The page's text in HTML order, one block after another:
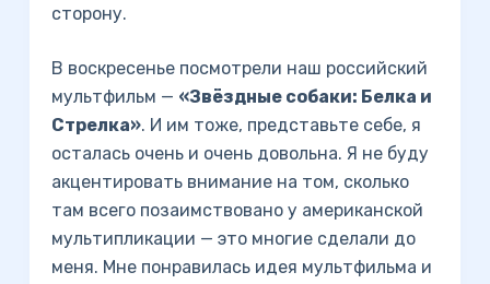
сторону.
В воскресенье посмотрели наш российский
мультфильм — «Звёздные собаки: Белка и
Стрелка». И им тоже, представьте себе, я
осталась очень и очень довольна. Я не буду
акцентировать внимание на том, сколько
там всего позаимствовано у американской
мультипликации — это многие сделали до
меня. Мне понравилась идея мультфильма и